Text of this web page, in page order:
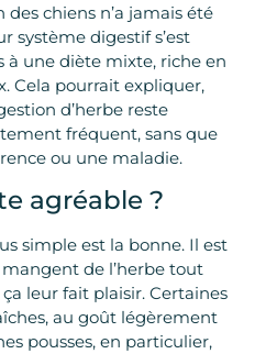
chiens n’a jamais été
système digestif s’est
à une diète mixte, riche en
Cela pourrait expliquer,
d’herbe reste
fréquent, sans que
ou une maladie.
agréable ?
simple est la bonne. Il est
de l’herbe tout
leur fait plaisir. Certaines
au goût légèrement
pousses, en particulier,